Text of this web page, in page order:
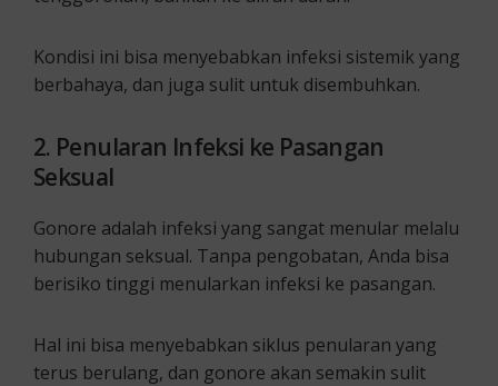
Kondisi ini bisa menyebabkan infeksi sistemik yang
berbahaya, dan juga sulit untuk disembuhkan.
2. Penularan Infeksi ke Pasangan
Seksual
Gonore adalah infeksi yang sangat menular melalu
hubungan seksual. Tanpa pengobatan, Anda bisa
berisiko tinggi menularkan infeksi ke pasangan.
Hal ini bisa menyebabkan siklus penularan yang
terus berulang, dan gonore akan semakin sulit